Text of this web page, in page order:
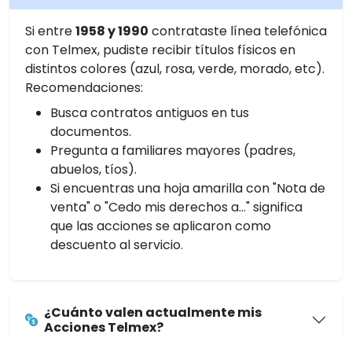
Si entre1958 y 1990 contrataste línea telefónica
con Telmex, pudiste recibir títulos físicos en
distintos colores (azul, rosa, verde, morado, etc).
Recomendaciones:
Busca contratos antiguos en tus
documentos.
Pregunta a familiares mayores (padres,
abuelos, tíos).
Si encuentras una hoja amarilla con "Nota de
venta" o "Cedo mis derechos a…" significa
que las acciones se aplicaron como
descuento al servicio.
¿Cuánto valen actualmente mis
Acciones Telmex?